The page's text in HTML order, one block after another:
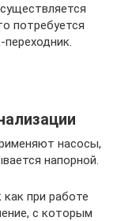
потребуется
насосы,
напорной.
при работе
с которым